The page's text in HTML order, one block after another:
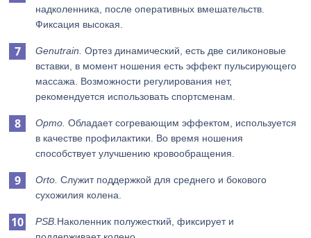
надколенника, после оперативных вмешательств.
Фиксация высокая.
Genutrain. Ортез динамический, есть две силиконовые
вставки, в момент ношения есть эффект пульсирующего
массажа. Возможности регулирования нет,
рекомендуется использовать спортсменам.
Орто. Обладает согревающим эффектом, используется
в качестве профилактики. Во время ношения
способствует улучшению кровообращения.
Orto. Служит поддержкой для среднего и бокового
сухожилия колена.
PSB. Наколенник полужесткий, фиксирует и